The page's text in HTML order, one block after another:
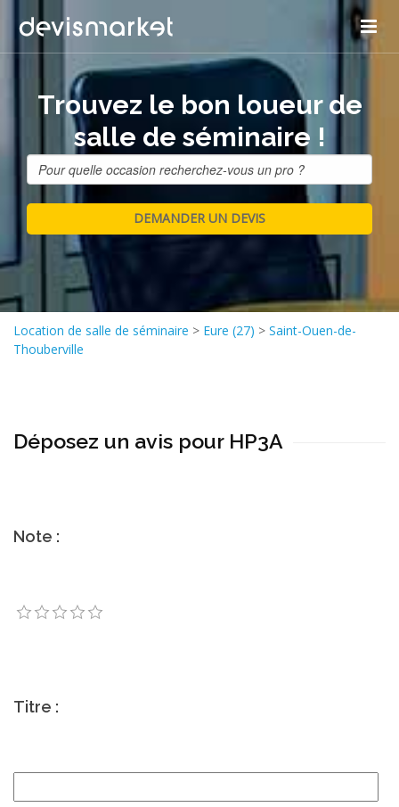
Trouvez le bon loueur de
salle de séminaire !
Location de salle de séminaire > Eure (27) > Saint-Ouen-de-
Thouberville
Déposez un avis pour HP3A
Note :
Titre :